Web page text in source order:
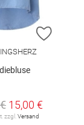
HINZUFÜGEN
ZUR
15,00 €
zzgl. Versand